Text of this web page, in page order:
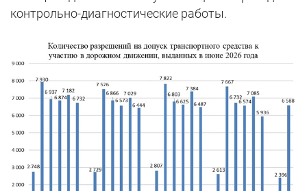
контрольно-диагностические работы.